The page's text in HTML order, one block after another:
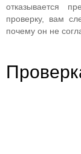
отказывается
проверку, вам
почему он не